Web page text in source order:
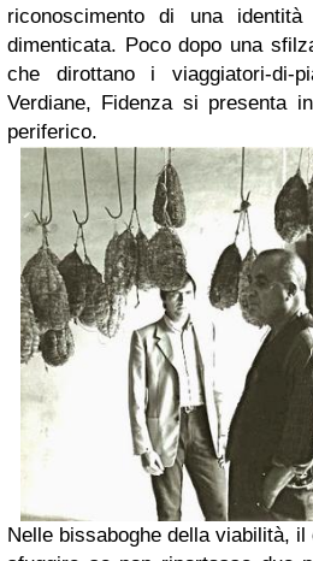
riconoscimento di una
dimenticata. Poco dopo una
che dirottano i viaggiatori-di-
Verdiane, Fidenza si presenta
periferico.
Nelle bissaboghe della viabilità,